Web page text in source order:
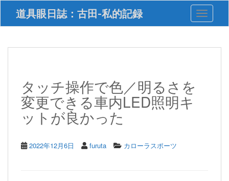
i
道具眼日誌：古田-私的記録 Toggle
タッチ操作で色／明るさを
変更できる車内LED照明キ
ットが良かった
2022年12月6日 furuta カローラスポーツ